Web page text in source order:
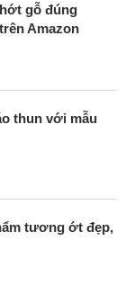
gỗ đúng
Amazon
thun với mẫu
tương ớt đẹp,